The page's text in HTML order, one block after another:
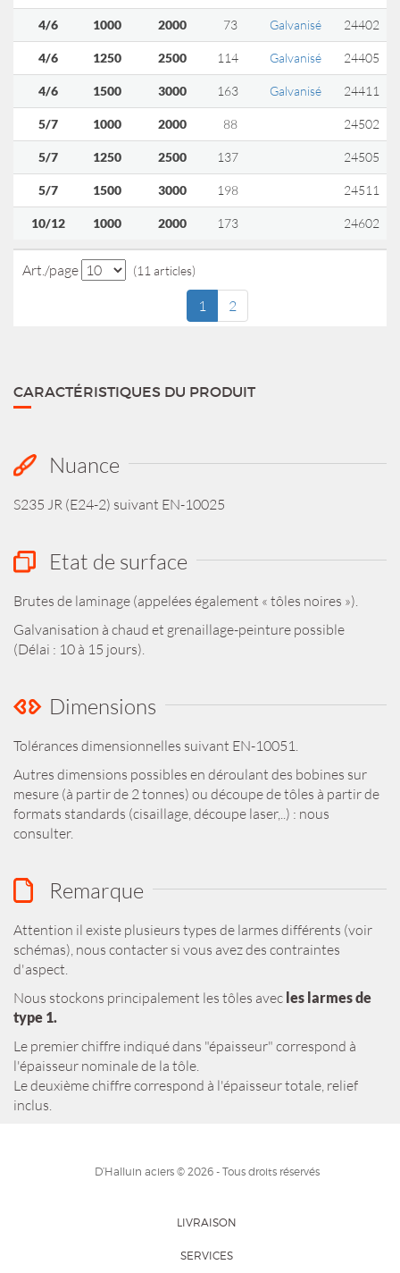
4/6 1000 2000 73 Galvanisé 24402
4/6 1250 2500 114 Galvanisé 24405
4/6 1500 3000 163 Galvanisé 24411
5/7 1000 2000 88 24502
5/7 1250 2500 137 24505
5/7 1500 3000 198 24511
10/12 1000 2000 173 24602
Art./page (11 articles)
1 2
CARACTÉRISTIQUES DU PRODUIT
Nuance
S235 JR (E24-2) suivant EN-10025
Etat de surface
Brutes de laminage (appelées également « tôles noires »).
Galvanisation à chaud et grenaillage-peinture possible
(Délai : 10 à 15 jours).
Dimensions
Tolérances dimensionnelles suivant EN-10051.
Autres dimensions possibles en déroulant des bobines sur
mesure (à partir de 2 tonnes) ou découpe de tôles à partir de
formats standards (cisaillage, découpe laser,..) : nous
consulter.
Remarque
Attention il existe plusieurs types de larmes différents (voir
schémas), nous contacter si vous avez des contraintes
d'aspect.
Nous stockons principalement les tôles avec les larmes de
type 1.
Le premier chiffre indiqué dans "épaisseur" correspond à
l'épaisseur nominale de la tôle.
Le deuxième chiffre correspond à l'épaisseur totale, relief
inclus.
D’Halluin aciers © 2026 - Tous droits réservés
LIVRAISON
SERVICES